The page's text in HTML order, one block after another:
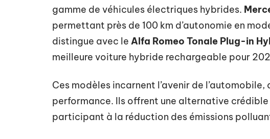
gamme de véhicules électriques hybrides.
permettant près de 100 km d’autonomie en
distingue avec le Alfa Romeo Tonale Plug-in
meilleure voiture hybride rechargeable pour
Ces modèles incarnent l’avenir de
performance. Ils offrent une alternative
participant à la réduction des émissions